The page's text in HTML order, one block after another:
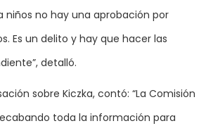
niños no hay una aprobación por
Es un delito y hay que hacer las
detalló.
sobre Kiczka, contó: “La Comisión
toda la información para